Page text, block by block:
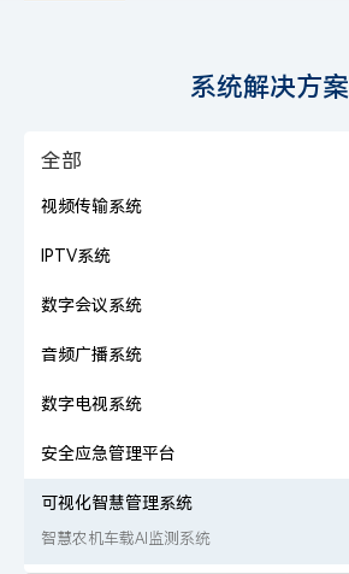
系统解决方案
全部
视频传输系统
IPTV系统
数字会议系统
音频广播系统
数字电视系统
安全应急管理平台
可视化智慧管理系统
智慧农机车载AI监测系统